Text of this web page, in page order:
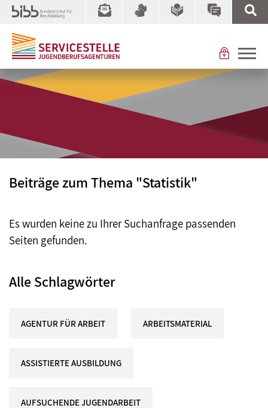
Beiträge zum Thema "Statistik"
Es wurden keine zu Ihrer Suchanfrage passenden
Seiten gefunden.
Alle Schlagwörter
AGENTUR FÜR ARBEIT ARBEITSMATERIAL
ASSISTIERTE AUSBILDUNG
AUFSUCHENDE JUGENDARBEIT